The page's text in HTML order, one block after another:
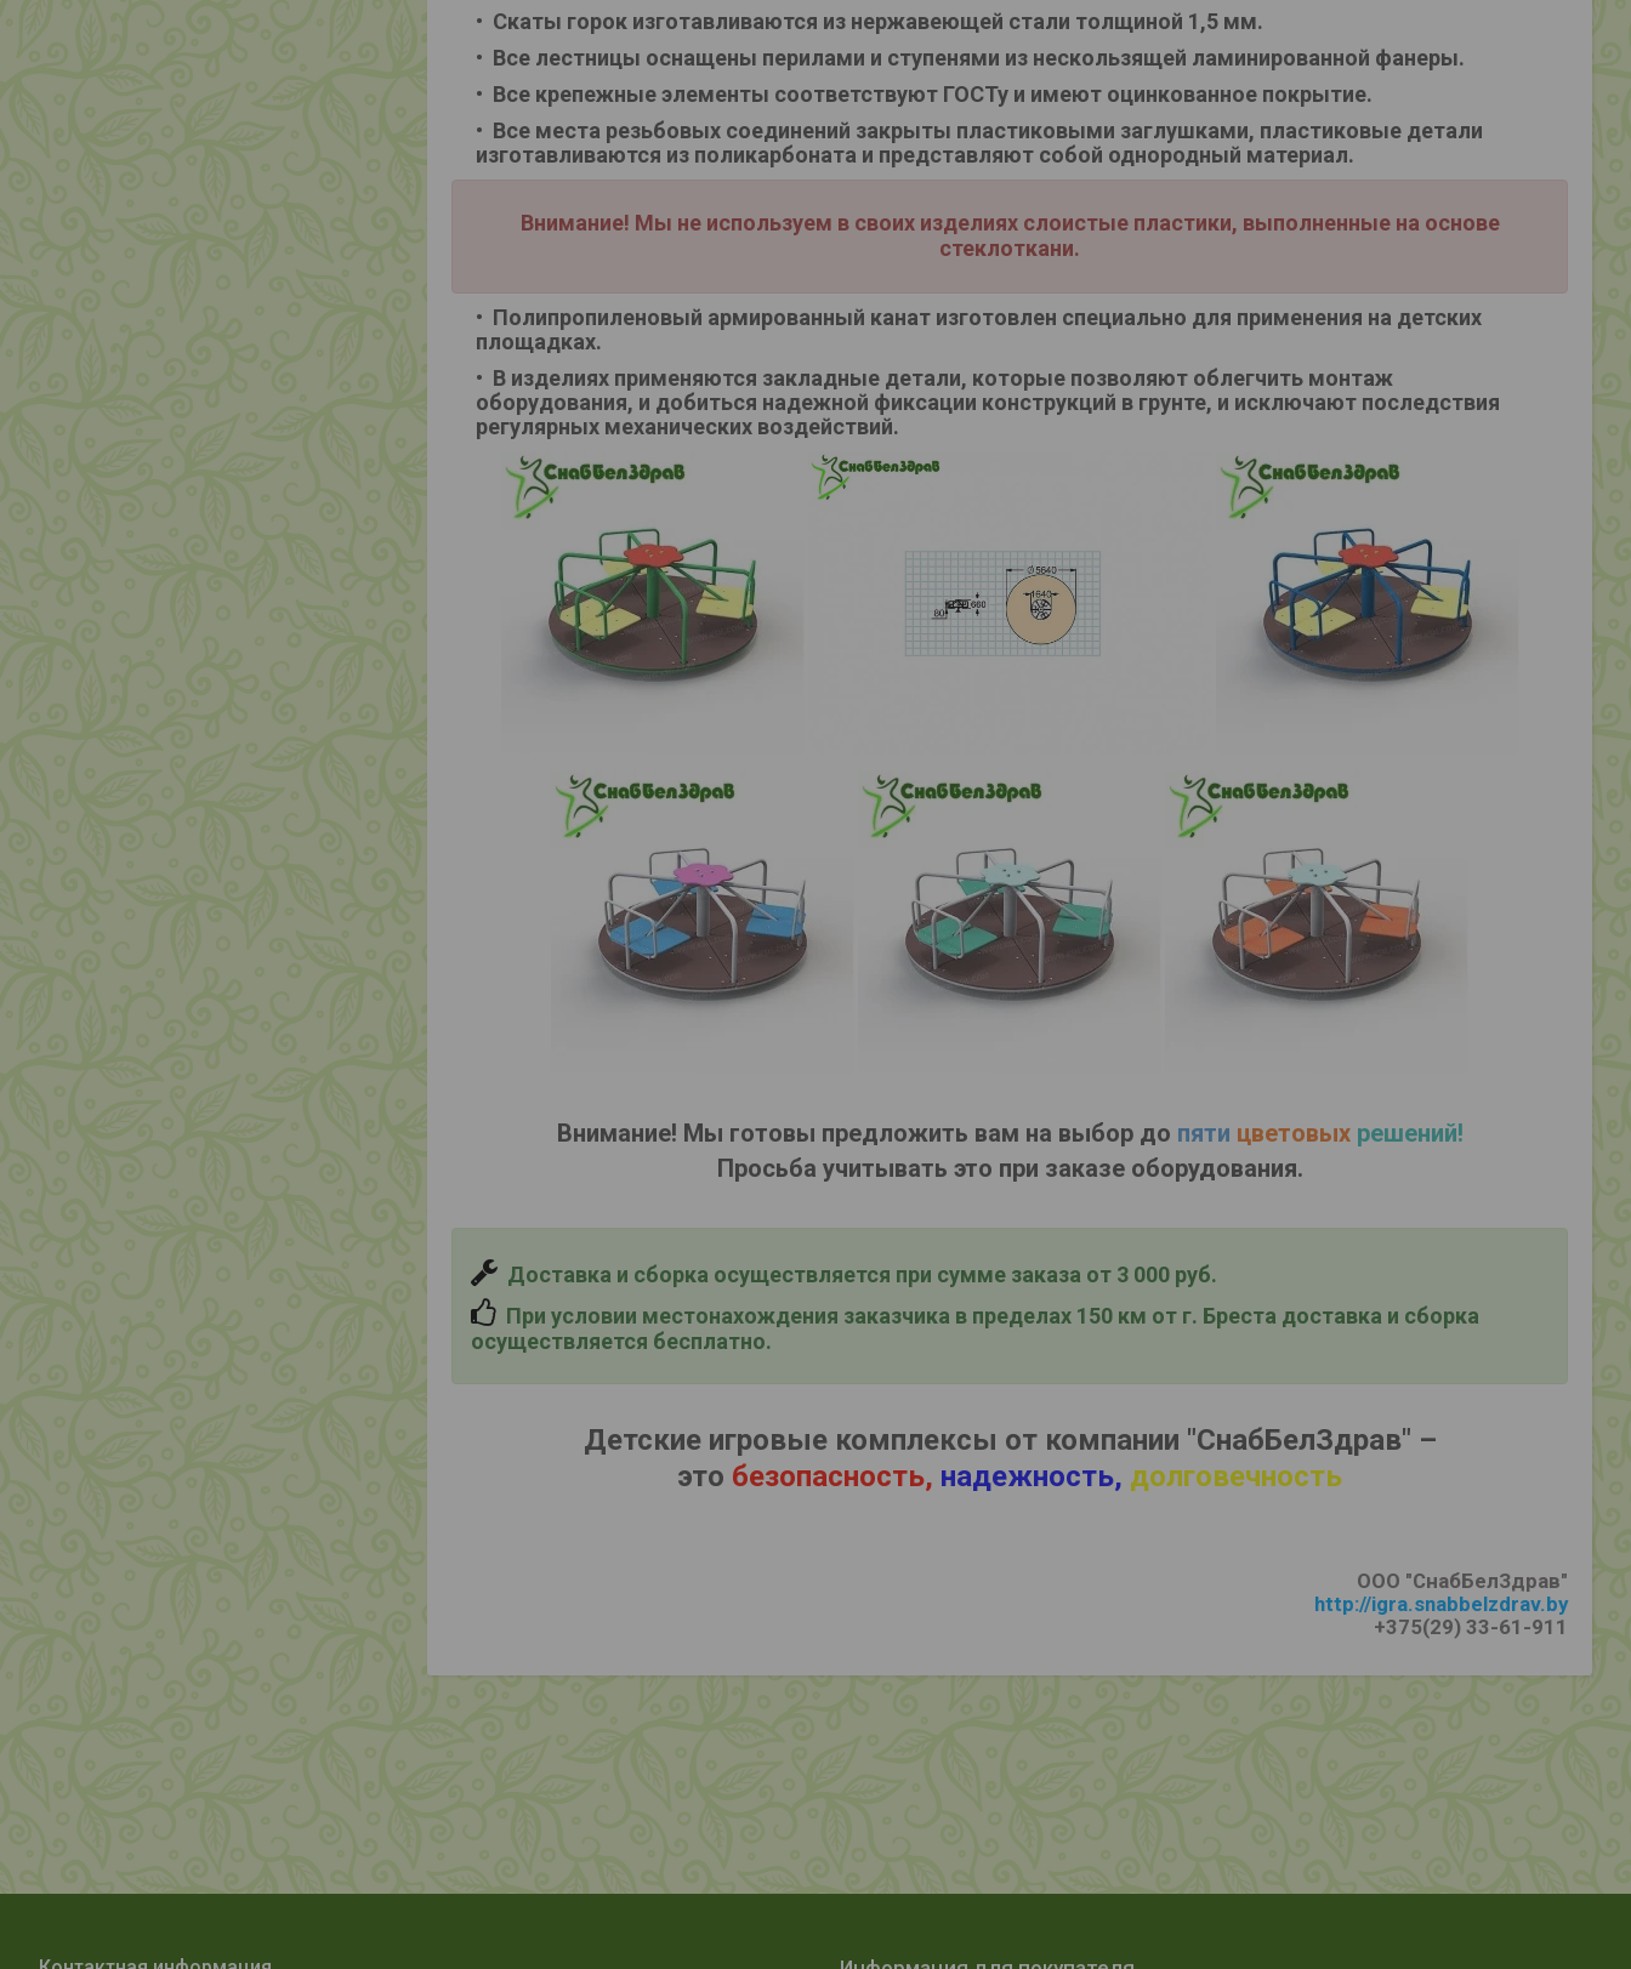
Скаты горок изготавливаются из нержавеющей стали толщиной 1,5 мм.
Все лестницы оснащены перилами и ступенями из нескользящей ламинированной фанеры.
Все крепежные элементы соответствуют ГОСТу и имеют оцинкованное покрытие.
Все места резьбовых соединений закрыты пластиковыми заглушками, пластиковые детали
изготавливаются из поликарбоната и представляют собой однородный материал.
Внимание! Мы не используем в своих изделиях слоистые пластики, выполненные на основе
стеклоткани.
Полипропиленовый армированный канат изготовлен специально для применения на детских
площадках.
В изделиях применяются закладные детали, которые позволяют облегчить монтаж
оборудования, и добиться надежной фиксации конструкций в грунте, и исключают последствия
регулярных механических воздействий.
Внимание! Мы готовы предложить вам на выбор до пяти цветовыхрешений!
Просьба учитывать это при заказе оборудования.
Доставка и сборка осуществляется при сумме заказа от 3 000 руб.
При условии местонахождения заказчика в пределах 150 км от г. Бреста доставка и сборка
осуществляется бесплатно.
Детские игровые комплексы от компании "СнабБелЗдрав" –
это безопасность, надежность, долговечность
ООО "СнабБелЗдрав"
http://igra.snabbelzdrav.by
+375(29) 33-61-911